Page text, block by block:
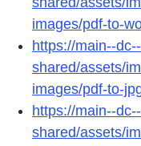
images/pdf-to-
https://main--
shared/assets/
images/pdf-to-
https://main--
shared/assets/